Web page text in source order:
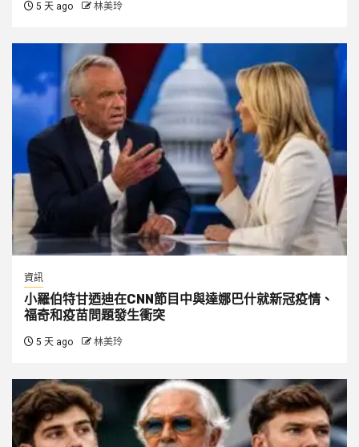
5 天 ago 林美玲
資訊
小羅伯特甘迺迪在CNN節目中與達娜巴什就新冠疫情、
福奇和疫苗問題發生衝突
5 天 ago 林美玲